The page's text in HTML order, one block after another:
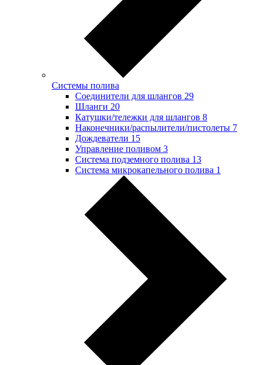
Системы полива
Соединители для шлангов 29
Шланги 20
Катушки/тележки для шлангов 8
Наконечники/распылители/пистолеты 7
Дождеватели 15
Управление поливом 3
Система подземного полива 13
Система микрокапельного полива 1